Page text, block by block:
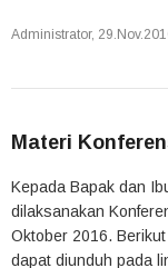
Administrator,
Materi
Kepada Bapak dan
dilaksanakan
Oktober 2016.
dapat diunduh pada